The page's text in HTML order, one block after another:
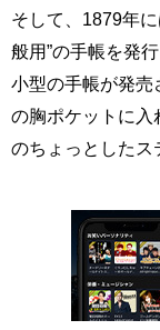
そして、1879年
般用”の手帳を発
小型の手帳が発売
の胸ポケットに入
のちょっとしたス